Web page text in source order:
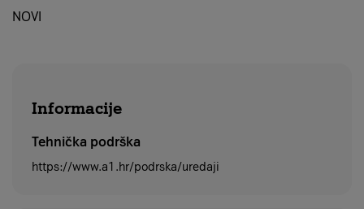
NOVI
Informacije
Tehnička podrška
https://www.a1.hr/podrska/uredaji